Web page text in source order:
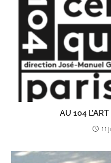
AU 104
11